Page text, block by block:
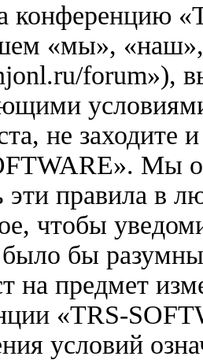
конференцию
«мы»,
forum»),
не заходите
Мы
эти правила в
чтобы
бы
на предмет
«TRS-
условий